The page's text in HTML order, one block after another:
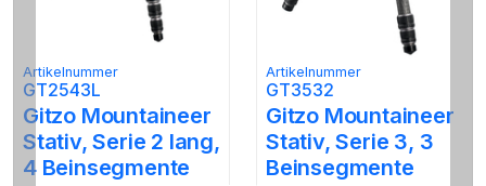
Artikelnummer
GT2543L
Gitzo Mountaineer
Stativ, Serie 2 lang,
4 Beinsegmente
Artikelnummer
GT3532
Gitzo Mountaineer
Stativ, Serie 3, 3
Beinsegmente